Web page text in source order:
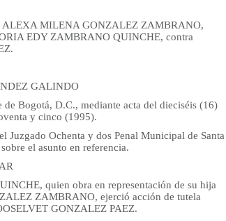
ALEXA MILENA GONZALEZ ZAMBRANO,
EDY ZAMBRANO QUINCHE, contra
GALINDO
de Bogotá, D.C., mediante acta del dieciséis (16)
y cinco (1995).
Juzgado Ochenta y dos Penal Municipal de Santa
el asunto en referencia.
quien obra en representación de su hija
ZAMBRANO, ejerció acción de tutela
GONZALEZ PAEZ.